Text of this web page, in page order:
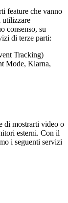
feature che vanno
utilizzare
consenso, su
di terze parti:
Tracking)
Mode, Klarna,
di mostrarti video o
esterni. Con il
i seguenti servizi